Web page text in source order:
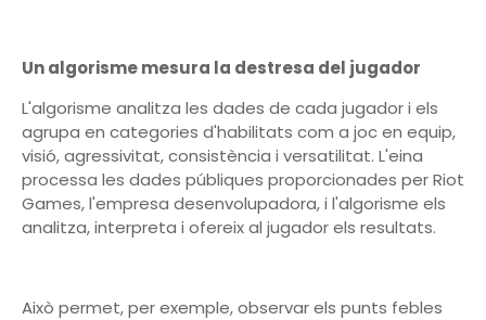
Un algorisme mesura la destresa del jugador
L'algorisme analitza les dades de cada jugador i els
agrupa en categories d'habilitats com a joc en equip,
visió, agressivitat, consistència i versatilitat. L'eina
processa les dades públiques proporcionades per Riot
Games, l'empresa desenvolupadora, i l'algorisme els
analitza, interpreta i ofereix al jugador els resultats.
Això permet, per exemple, observar els punts febles